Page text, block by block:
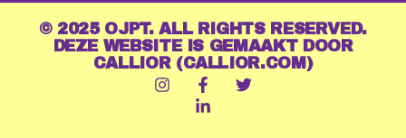
© 2025 OJPT. ALL RIGHTS RESERVED.
DEZE WEBSITE IS GEMAAKT DOOR
CALLIOR (CALLIOR.COM)